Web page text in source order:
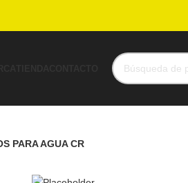
PARA AGUA CR